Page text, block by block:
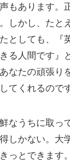
もあります。
しかし、たと
としても、『
る人間です』
なたの頑張り
てくれるので
なうちに取っ
しかない。大
っとできます